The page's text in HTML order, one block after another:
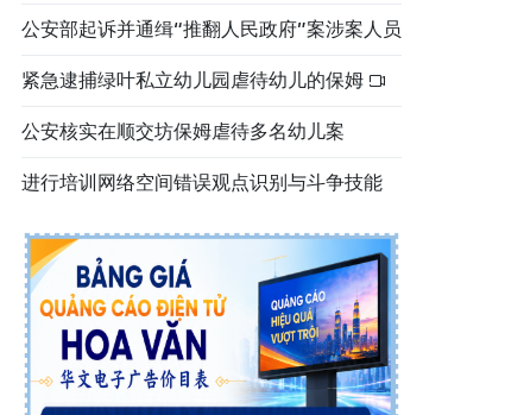
公安部起诉并通缉“推翻人民政府”案涉案人员
紧急逮捕绿叶私立幼儿园虐待幼儿的保姆
公安核实在顺交坊保姆虐待多名幼儿案
进行培训网络空间错误观点识别与斗争技能